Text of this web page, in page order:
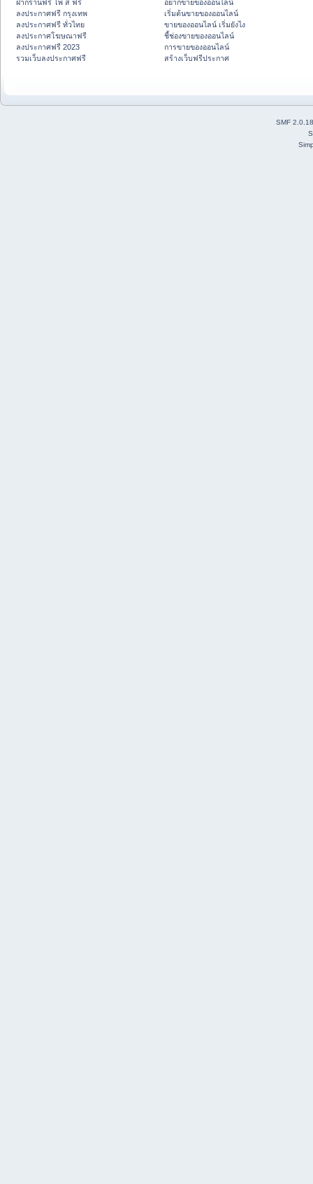
ฝากร้านฟรี โพ ส ฟรี
ลงประกาศฟรี กรุงเทพ
ลงประกาศฟรี ทั่วไทย
ลงประกาศโฆษณาฟรี
ลงประกาศฟรี 2023
รวมเว็บลงประกาศฟรี
อยากขายของออนไลน์
เริ่มต้นขายของออนไลน์
ขายของออนไลน์ เริ่มยังไง
ชี้ช่องขายของออนไลน์
การขายของออนไลน์
สร้างเว็บฟรีประกาศ
SMF 2.0.18